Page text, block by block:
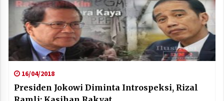
16/04/2018
Presiden Jokowi Diminta Introspeksi, Rizal